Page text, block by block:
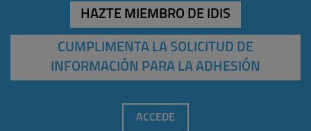
HAZTE MIEMBRO DE IDIS
CUMPLIMENTA LA SOLICITUD DE
INFORMACIÓN PARA LA ADHESIÓN
ACCEDE